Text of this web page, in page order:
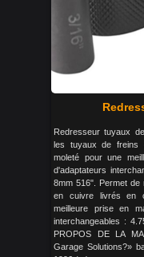
Redresseur tuyaux
les tuyaux de freins
moleté pour une
d'adaptateurs
8mm 516". Permet de
en cuivre livrés en
meilleure prise en
interchangeables :
PROPOS DE LA
Garage Solutions?»